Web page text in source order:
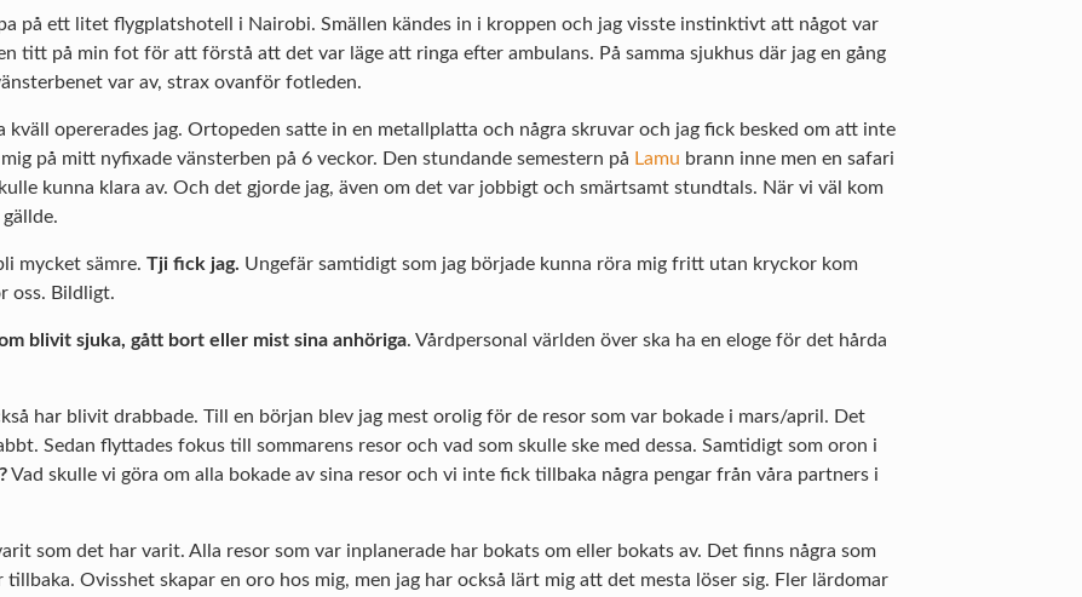
på ett litet flygplatshotell i Nairobi. Smällen kändes in i kroppen och jag visste instinktivt att något var
titt på min fot för att förstå att det var läge att ringa efter ambulans. På samma sjukhus där jag en gång
var av, strax ovanför fotleden.
kväll opererades jag. Ortopeden satte in en metallplatta och några skruvar och jag fick besked om att inte
på mitt nyfixade vänsterben på 6 veckor. Den stundande semestern på Lamu brann inne men en safari
kunna klara av. Och det gjorde jag, även om det var jobbigt och smärtsamt stundtals. När vi väl kom
mycket sämre. Tji fick jag. Ungefär samtidigt som jag började kunna röra mig fritt utan kryckor kom
oss. Bildligt.
blivit sjuka, gått bort eller mist sina anhöriga. Vårdpersonal världen över ska ha en eloge för det hårda
har blivit drabbade. Till en början blev jag mest orolig för de resor som var bokade i mars/april. Det
Sedan flyttades fokus till sommarens resor och vad som skulle ske med dessa. Samtidigt som oron i
Vad skulle vi göra om alla bokade av sina resor och vi inte fick tillbaka några pengar från våra partners i
som det har varit. Alla resor som var inplanerade har bokats om eller bokats av. Det finns några som
Ovisshet skapar en oro hos mig, men jag har också lärt mig att det mesta löser sig. Fler lärdomar